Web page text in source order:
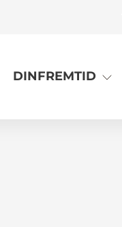
DINFREMTID